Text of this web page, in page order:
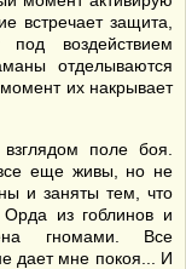
встречает защита,
воздействием
отделываются
их накрывает
поле боя.
еще живы, но не
и заняты тем, что
Орда из гоблинов и
гномами. Все
дает мне покоя... И